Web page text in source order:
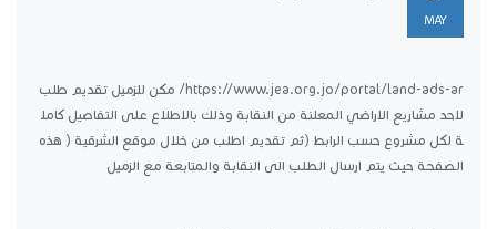
MAY
https://www.jea.org.jo/portal/land-ads-ar/ مكن للزميل تقديم طلب
لاحد مشاريع الاراضي المعلنة من النقابة وذلك بالاطلاع على التفاصيل كامل
ة لكل مشروع حسب الرابط (ثم تقديم اطلب من خلال موقع الشرقية ( هذه
الصفحة حيث يتم ارسال الطلب الى النقابة والمتابعة مع الزميل